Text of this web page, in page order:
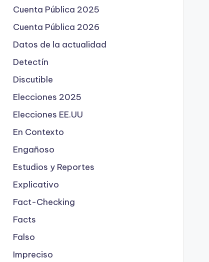
Cuenta Pública 2025
Cuenta Pública 2026
Datos de la actualidad
Detectín
Discutible
Elecciones 2025
Elecciones EE.UU
En Contexto
Engañoso
Estudios y Reportes
Explicativo
Fact-Checking
Facts
Falso
Impreciso